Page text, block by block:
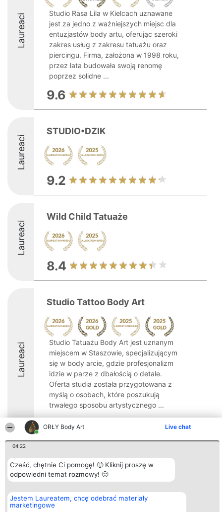
ORŁY Body Art Live chat
04:22
Cześć, chętnie Ci pomogę! 🙂 Kliknij proszę w
odpowiedni temat rozmowy! 🙂
Jestem Laureatem, chcę odebrać materiały
marketingowe
Laureaci
Studio Rasa Lila w Kielcach uznawane
jest za jedno z ważniejszych miejsc dla
entuzjastów body artu, oferując szeroki
zakres usług z zakresu tatuażu oraz
piercingu. Firma, założona w 1998 roku,
przez lata budowała swoją renomę
poprzez solidne ...
9.6
Laureaci
STUDIO•DZIK
9.2
Laureaci
Wild Child Tatuaże
8.4
Laureaci
Studio Tattoo Body Art
Studio Tatuażu Body Art jest uznanym
miejscem w Staszowie, specjalizującym
się w body arcie, gdzie profesjonalizm
idzie w parze z dbałością o detale.
Oferta studia została przygotowana z
myślą o osobach, które poszukują
trwałego sposobu artystycznego ...
10
Organizator plebiscytu
Bright Side Solutions sp. z o.
o. sp. k.
ul. Ruska 22
KRS 0000749100 | Regon
381313360 | NIP 8943132676
+48 508 492 400
Plebiscyt
Laureaci
Lista
wszystkich
Zasady
Regulamin
Kontakt
Kontakt